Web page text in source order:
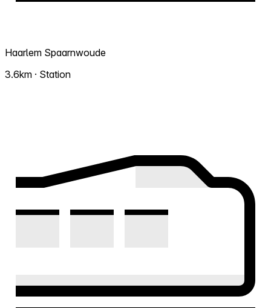
Haarlem Spaarnwoude
3.6km · Station